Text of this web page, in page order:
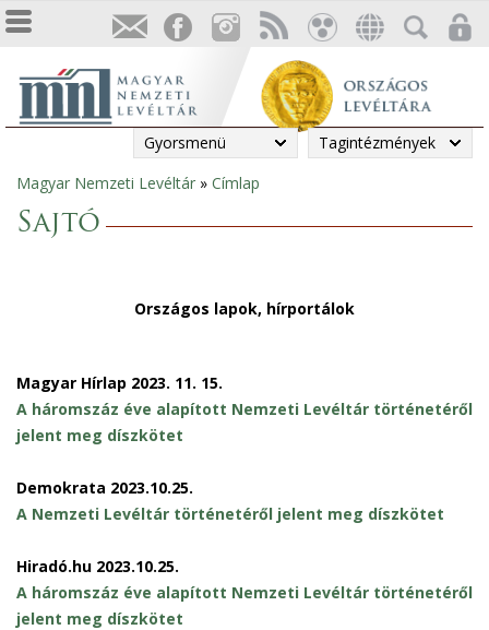
Gyorsmenü Tagintézmények
Jelenlegi
hely
Magyar Nemzeti Levéltár » Címlap
Sajtó
Országos lapok, hírportálok
Magyar Hírlap 2023. 11. 15.
A háromszáz éve alapított Nemzeti Levéltár történetéről
jelent meg díszkötet
Demokrata 2023.10.25.
A Nemzeti Levéltár történetéről jelent meg díszkötet
Hiradó.hu 2023.10.25.
A háromszáz éve alapított Nemzeti Levéltár történetéről
jelent meg díszkötet